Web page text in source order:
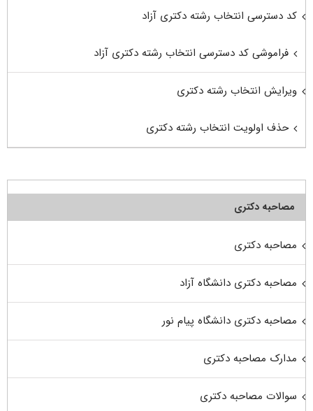
کد دسترسی انتخاب رشته دکتری آزاد
فراموشی کد دسترسی انتخاب رشته دکتری آزاد
ویرایش انتخاب رشته دکتری
حذف اولویت انتخاب رشته دکتری
مصاحبه دکتری
مصاحبه دکتری
مصاحبه دکتری دانشگاه آزاد
مصاحبه دکتری دانشگاه پیام نور
مدارک مصاحبه دکتری
سوالات مصاحبه دکتری